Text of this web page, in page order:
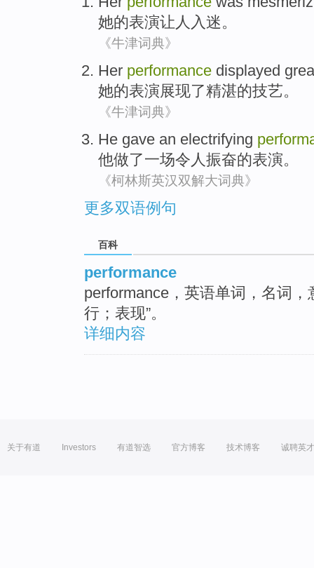
她的表演让人 入迷。
《牛津词典》
Her performance displayed
她的表演展现了精湛的技艺。
《牛津词典》
He gave an electrifying
他做了一场令人振奋的表演。
《柯林斯英汉双解大词典》
更多双语例句
百科
performance
performance，英语单词，名词
行；表现”。
详细内容
关于有道 Investors 有道智选 官方博客 技术博客 诚聘英才